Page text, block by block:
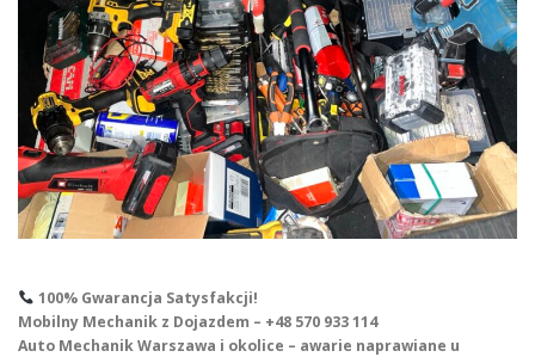
100% Gwarancja Satysfakcji!
Mobilny Mechanik z Dojazdem – +48 570 933 114
Auto Mechanik Warszawa i okolice – awarie naprawiane u